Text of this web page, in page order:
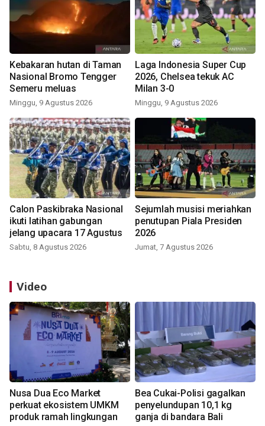
Kebakaran hutan di Taman
Nasional Bromo Tengger
Semeru meluas
Minggu, 9 Agustus 2026
Laga Indonesia Super Cup
2026, Chelsea tekuk AC
Milan 3-0
Minggu, 9 Agustus 2026
Calon Paskibraka Nasional
ikuti latihan gabungan
jelang upacara 17 Agustus
Sabtu, 8 Agustus 2026
Sejumlah musisi meriahkan
penutupan Piala Presiden
2026
Jumat, 7 Agustus 2026
Video
Nusa Dua Eco Market
perkuat ekosistem UMKM
produk ramah lingkungan
Bea Cukai-Polisi gagalkan
penyelundupan 10,1 kg
ganja di bandara Bali